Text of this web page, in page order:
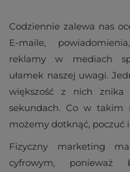
Codziennie zalewa nas
E-maile,
reklamy w mediach
ułamek naszej uwagi.
większość z nich
sekundach. Co w takim
możemy dotknąć, poczuć
Fizyczny marketing
cyfrowym,